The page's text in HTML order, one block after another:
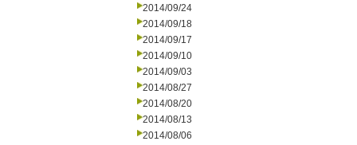
2014/09/24
2014/09/18
2014/09/17
2014/09/10
2014/09/03
2014/08/27
2014/08/20
2014/08/13
2014/08/06